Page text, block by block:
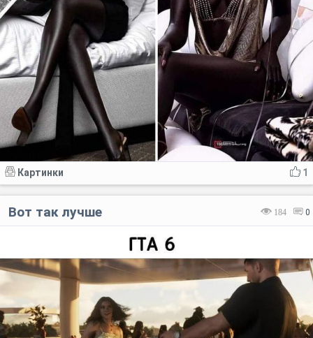
1
Картинки
184 0
Вот так лучше